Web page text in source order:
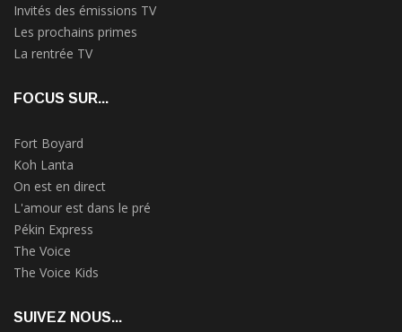
Invités des émissions TV
Les prochains primes
La rentrée TV
FOCUS SUR...
Fort Boyard
Koh Lanta
On est en direct
L'amour est dans le pré
Pékin Express
The Voice
The Voice Kids
SUIVEZ NOUS...